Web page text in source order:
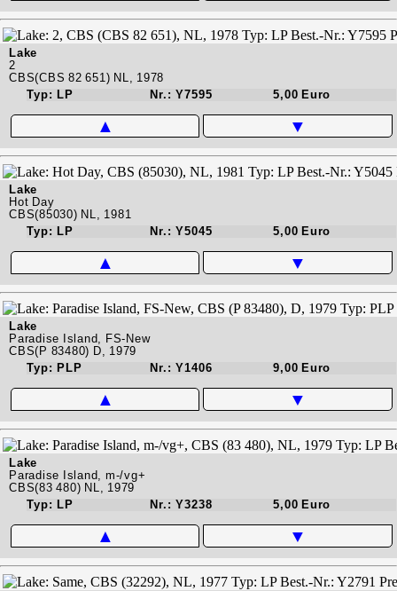
Lake
2
CBS(CBS 82 651) NL, 1978
Typ: LP
Nr.: Y7595 5,00 Euro
▲ ▼
Lake
Hot Day
CBS(85030) NL, 1981
Typ: LP
Nr.: Y5045 5,00 Euro
▲ ▼
Lake
Paradise Island, FS-New
CBS(P 83480) D, 1979
Typ: PLP
Nr.: Y1406 9,00 Euro
▲ ▼
Lake
Paradise Island, m-/vg+
CBS(83 480) NL, 1979
Typ: LP
Nr.: Y3238 5,00 Euro
▲ ▼